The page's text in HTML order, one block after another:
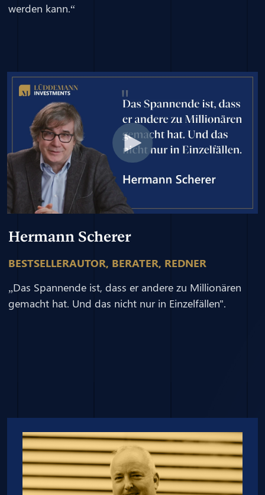
werden kann.“
Hermann Scherer
BESTSELLERAUTOR, BERATER, REDNER
„Das Spannende ist, dass er andere zu Millionären
gemacht hat. Und das nicht nur in Einzelfällen".